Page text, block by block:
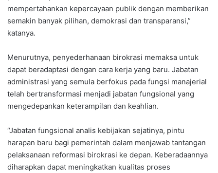
mempertahankan kepercayaan publik dengan memberikan
semakin banyak pilihan, demokrasi dan transparansi,”
katanya.
Menurutnya, penyederhanaan birokrasi memaksa untuk
dapat beradaptasi dengan cara kerja yang baru. Jabatan
administrasi yang semula berfokus pada fungsi manajerial
telah bertransformasi menjadi jabatan fungsional yang
mengedepankan keterampilan dan keahlian.
“Jabatan fungsional analis kebijakan sejatinya, pintu
harapan baru bagi pemerintah dalam menjawab tantangan
pelaksanaan reformasi birokrasi ke depan. Keberadaannya
diharapkan dapat meningkatkan kualitas proses